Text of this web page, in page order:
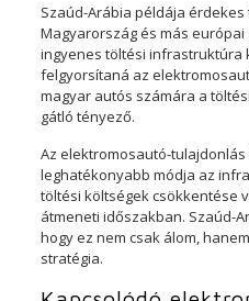
Szaúd-Arábia példája
Magyarország és más európai
ingyenes töltési infrastruktúra
felgyorsítaná az
magyar autós számára a
gátló tényező.
Az elektromosautó-
leghatékonyabb módja az
töltési költségek csökkentése
átmeneti időszakban. Szaúd-
hogy ez nem csak álom,
stratégia.